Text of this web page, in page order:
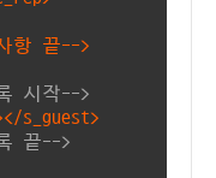
-->
시작-->
끝-->